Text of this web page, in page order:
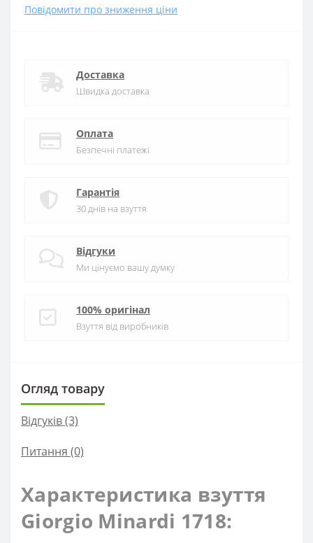
Повідомити про зниження ціни
Доставка
Швидка доставка
Оплата
Безпечні платежі
Гарантія
30 днів на взуття
Відгуки
Ми цінуємо вашу думку
100% оригінал
Взуття від виробників
Огляд товару
Відгуків (3)
Питання (0)
Характеристика взуття
Giorgio Minardi 1718: